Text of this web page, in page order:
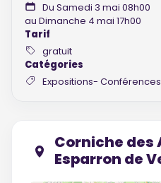
Du Samedi 3 mai 08h00
au Dimanche 4 mai 17h00
Tarif
gratuit
Catégories
Expositions-
Corniche des
Esparron de